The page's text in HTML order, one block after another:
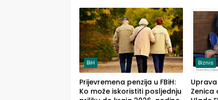
na njima
(FOTO)
BiH
Prijevremena penzija u FBiH:
Ko može iskoristiti posljednju
Biznis
Zenica